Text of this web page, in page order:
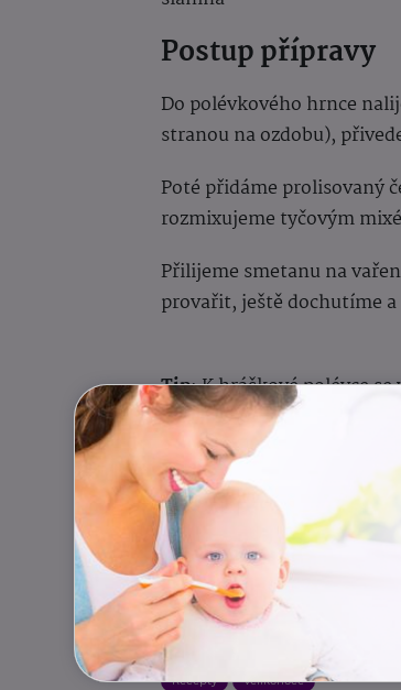
Postup přípravy
Do polévkového hrnce
stranou na ozdobu),
Poté přidáme prolisovaný
rozmixujeme tyčovým
Přilijeme smetanu na
provařit, ještě dochutíme
Tip: K hráškové polévce
nakrájený na kostičky,
Autor: redakce eMaminy
Recepty Velikonoce